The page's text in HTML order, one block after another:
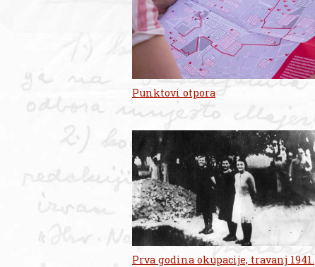
Punktovi otpora
Prva godina okupacije, travanj 1941.